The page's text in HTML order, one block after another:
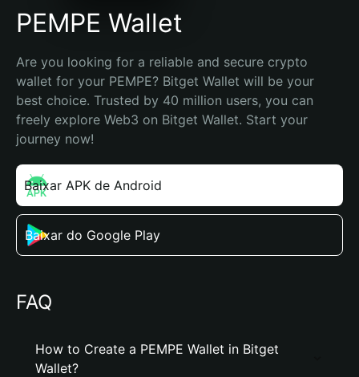
PEMPE Wallet
Are you looking for a reliable and secure crypto
wallet for your PEMPE? Bitget Wallet will be your
best choice. Trusted by 40 million users, you can
freely explore Web3 on Bitget Wallet. Start your
journey now!
Baixar APK de Android
Baixar do Google Play
FAQ
How to Create a PEMPE Wallet in Bitget
Wallet?